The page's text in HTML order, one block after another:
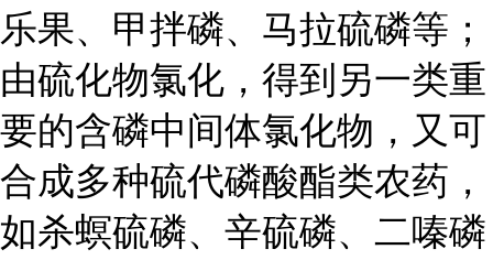
乐果、甲拌磷、马拉硫磷等；
由硫化物氯化，得到另一类重
要的含磷中间体氯化物，又可
合成多种硫代磷酸酯类农药，
如杀螟硫磷、辛硫磷、二嗪磷